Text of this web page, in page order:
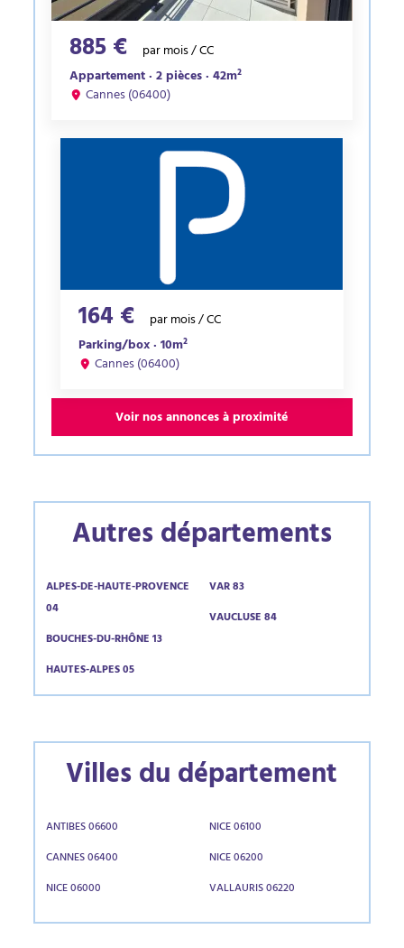
885 €
par mois / CC
Appartement · 2 pièces · 42m²
Cannes (06400)
164 €
par mois / CC
Parking/box · 10m²
Cannes (06400)
Voir nos annonces à proximité
Autres départements
ALPES-DE-HAUTE-PROVENCE
04
BOUCHES-DU-RHÔNE 13
HAUTES-ALPES 05
VAR 83
VAUCLUSE 84
Villes du département
ANTIBES 06600
CANNES 06400
NICE 06000
NICE 06100
NICE 06200
VALLAURIS 06220